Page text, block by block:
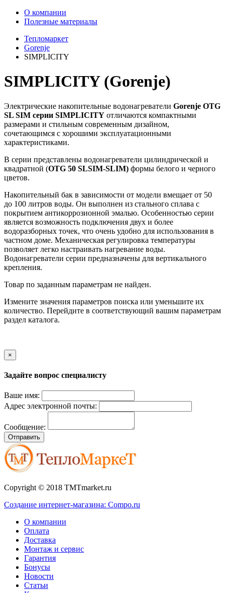
О компании
Полезные материалы
Тепломаркет
Gorenje
SIMPLICITY
SIMPLICITY (Gorenje)
Электрические накопительные водонагреватели Gorenje OTG
SL SIM серии SIMPLICITY отличаются компактными
размерами и стильным современным дизайном,
сочетающимся с хорошими эксплуатационными
характеристиками.
В серии представлены водонагреватели цилиндрической и
квадратной (OTG 50 SLSIM-SLIM) формы белого и черного
цветов.
Накопительный бак в зависимости от модели вмещает от 50
до 100 литров воды. Он выполнен из стального сплава с
покрытием антикоррозионной эмалью. Особенностью серии
является возможность подключения двух и более
водоразборных точек, что очень удобно для использования в
частном доме. Механическая регулировка температуры
позволяет легко настраивать нагревание воды.
Водонагреватели серии предназначены для вертикального
крепления.
Товар по заданным параметрам не найден.
Измените значения параметров поиска или уменьшите их
количество. Перейдите в соответствующий вашим параметрам
раздел каталога.
×
Задайте вопрос специалисту
Ваше имя:
Адрес электронной почты:
Сообщение:
Отправить
Copyright © 2018 TMTmarket.ru
Создание интернет-магазина: Compo.ru
О компании
Оплата
Доставка
Монтаж и сервис
Гарантия
Бонусы
Новости
Статьи